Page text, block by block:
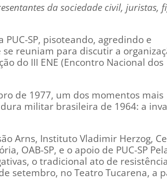
da sociedade civil, juristas,
SP, pisoteando, agredindo e
reuniam para discutir a
do III ENE (Encontro Nacional dos
de 1977, um dos momentos mais
militar brasileira de 1964: a
Arns, Instituto Vladimir Herzog,
OAB-SP, e o apoio de PUC-SP
o tradicional ato de
setembro, no Teatro Tucarena, a